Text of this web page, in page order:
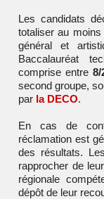
Les candidats
totaliser au moins
général et
Baccalauréat
comprise entre 8/
second groupe,
par la DECO.
En cas de
réclamation est
des résultats.
rapprocher de
régionale
dépôt de leur